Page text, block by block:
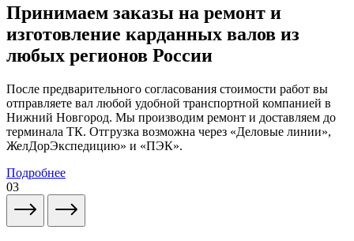
Принимаем заказы на ремонт и
изготовление карданных валов из
любых регионов России
После предварительного согласования стоимости работ вы
отправляете вал любой удобной транспортной компанией в
Нижний Новгород. Мы производим ремонт и доставляем до
терминала ТК. Отгрузка возможна через «Деловые линии»,
ЖелДорЭкспедицию» и «ПЭК».
Подробнее
03